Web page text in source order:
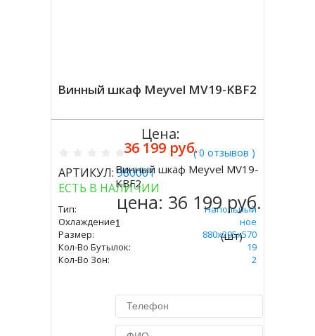
Винный шкаф Meyvel MV19-KBF2
( 0 отзывов )
АРТИКУЛ:980001
ЕСТЬ В НАЛИЧИИ
Тип:
Напольный
Охлаждение:
Компрессорное
Размер:
880х295х570
Кол-Во Бутылок:
19
Кол-Во Зон:
2
Цена:
36 199 руб.
Купить
Винный шкаф Meyvel MV19-
KBF2
цена: 36 199 руб.
(шт)